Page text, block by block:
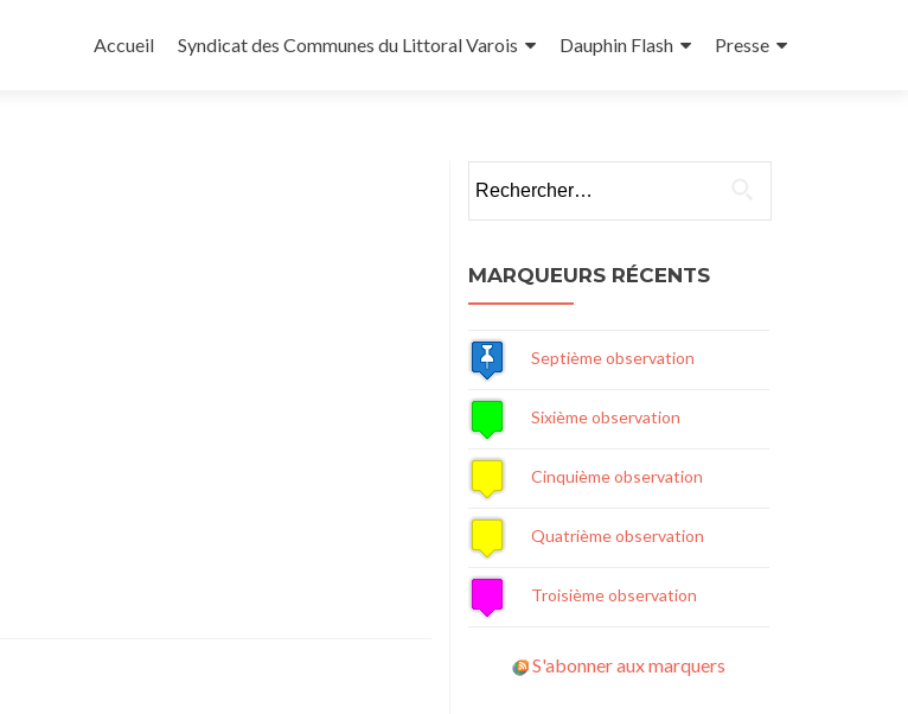
Accueil
Syndicat des Communes du Littoral Varois Dauphin Flash Presse
MARQUEURS RÉCENTS
Septième observation
Sixième observation
Cinquième observation
Quatrième observation
Troisième observation
S'abonner aux marquers